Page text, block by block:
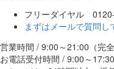
フリーダイヤル
まずはメールで質問し
営業時間 / 9:00～21:00（完全
お電話受付時間 / 9:00～17:30